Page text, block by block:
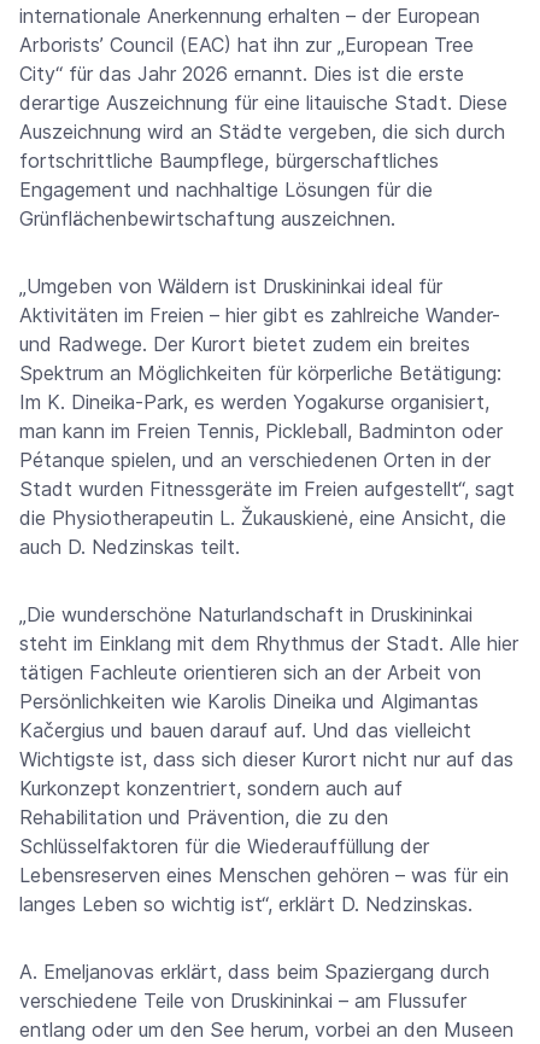
internationale Anerkennung erhalten – der European
Arborists’ Council (EAC) hat ihn zur „European Tree
City“ für das Jahr 2026 ernannt. Dies ist die erste
derartige Auszeichnung für eine litauische Stadt. Diese
Auszeichnung wird an Städte vergeben, die sich durch
fortschrittliche Baumpflege, bürgerschaftliches
Engagement und nachhaltige Lösungen für die
Grünflächenbewirtschaftung auszeichnen.
„Umgeben von Wäldern ist Druskininkai ideal für
Aktivitäten im Freien – hier gibt es zahlreiche Wander-
und Radwege. Der Kurort bietet zudem ein breites
Spektrum an Möglichkeiten für körperliche Betätigung:
Im K. Dineika-Park, es werden Yogakurse organisiert,
man kann im Freien Tennis, Pickleball, Badminton oder
Pétanque spielen, und an verschiedenen Orten in der
Stadt wurden Fitnessgeräte im Freien aufgestellt“, sagt
die Physiotherapeutin L. Žukauskienė, eine Ansicht, die
auch D. Nedzinskas teilt.
„Die wunderschöne Naturlandschaft in Druskininkai
steht im Einklang mit dem Rhythmus der Stadt. Alle hier
tätigen Fachleute orientieren sich an der Arbeit von
Persönlichkeiten wie Karolis Dineika und Algimantas
Kačergius und bauen darauf auf. Und das vielleicht
Wichtigste ist, dass sich dieser Kurort nicht nur auf das
Kurkonzept konzentriert, sondern auch auf
Rehabilitation und Prävention, die zu den
Schlüsselfaktoren für die Wiederauffüllung der
Lebensreserven eines Menschen gehören – was für ein
langes Leben so wichtig ist“, erklärt D. Nedzinskas.
A. Emeljanovas erklärt, dass beim Spaziergang durch
verschiedene Teile von Druskininkai – am Flussufer
entlang oder um den See herum, vorbei an den Museen